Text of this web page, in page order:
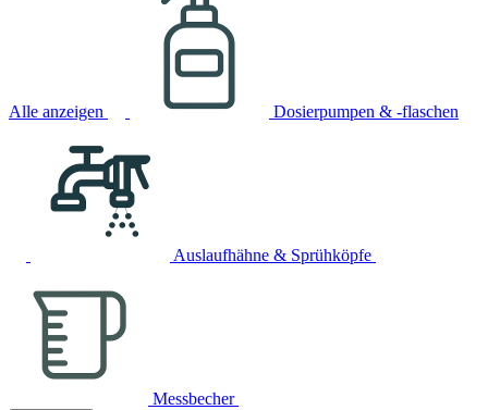
Alle anzeigen Dosierpumpen & -flaschen
Auslaufhähne & Sprühköpfe
Messbecher